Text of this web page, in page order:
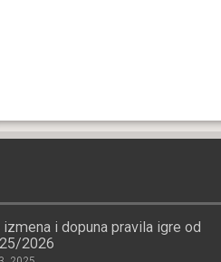
izmena i dopuna pravila igre od
2026